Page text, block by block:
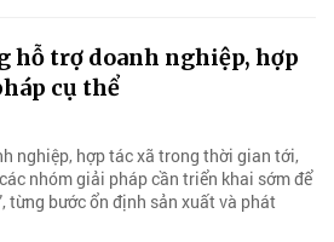
hỗ trợ doanh nghiệp, hợp
cụ thể
nghiệp, hợp tác xã trong thời gian tới,
nhóm giải pháp cần triển khai sớm để
từng bước ổn định sản xuất và phát